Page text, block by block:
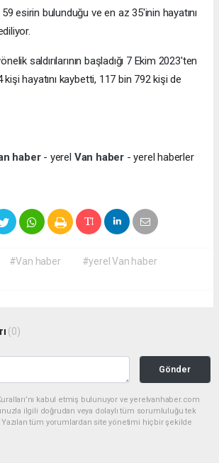
esirin bulunduğu ve en az 35'inin hayatını
saldırılarının başladığı 7 Ekim 2023'ten
kişi hayatını kaybetti, 117 bin 792 kişi de
haber - yerel Van haber - yerel haberler
#Van haber
#yerel Van haber
(0)
Gönder
kabul etmiş bulunuyor ve yerelvanhaber.com
ilgili doğrudan veya dolaylı tüm sorumluluğu tek
Yazılan tüm yorumlardan site yönetimi hiçbir şekilde